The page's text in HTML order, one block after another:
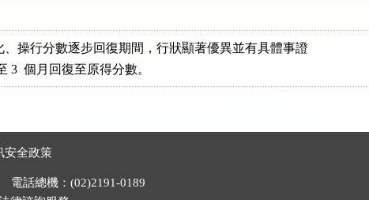
、操行分數逐步回復期間，行狀顯著優異並有具體事證
3  個月回復至原得分數。
安全政策
電話總機：(02)2191-0189